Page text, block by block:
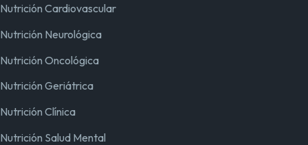
Nutrición Cardiovascular
Nutrición Neurológica
Nutrición Oncológica
Nutrición Geriátrica
Nutrición Clínica
Nutrición Salud Mental